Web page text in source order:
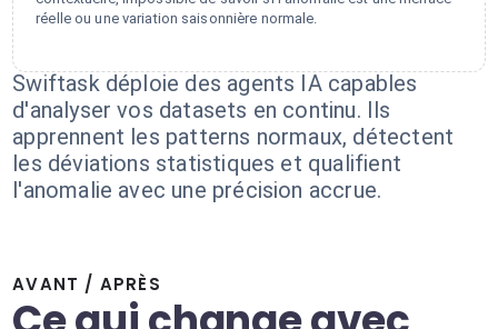
réelle ou une variation saisonnière normale.
Swiftask déploie des agents IA capables
d'analyser vos datasets en continu. Ils
apprennent les patterns normaux, détectent
les déviations statistiques et qualifient
l'anomalie avec une précision accrue.
AVANT / APRÈS